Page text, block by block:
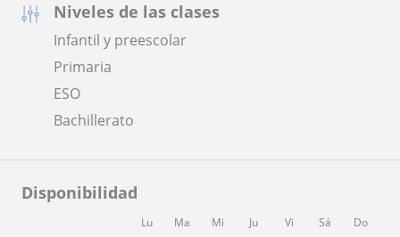
Niveles de las clases
Infantil y preescolar
Primaria
ESO
Bachillerato
Disponibilidad
Lu Ma Mi Ju Vi Sá Do